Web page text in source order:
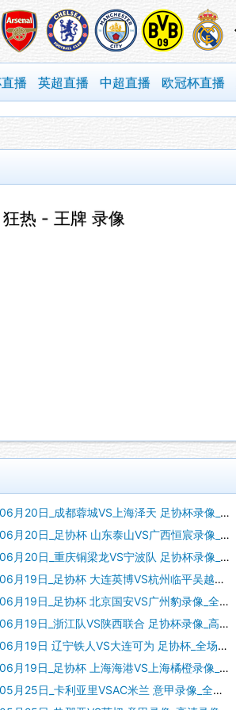
播 英超直播 中超直播 欧冠杯直播
热 - 王牌 录像
日_成都蓉城VS上海泽天 足协杯录像_全场录像【全场回放】
日_足协杯 山东泰山VS广西恒宸录像_全场录像【视频集锦】
日_重庆铜梁龙VS宁波队 足协杯录像_全场录像【高清回放】
日_足协杯 大连英博VS杭州临平吴越录像_高清录像【全场回放】
19日_足协杯 北京国安VS广州豹录像_全场录像【高清回放】
19日_浙江队VS陕西联合 足协杯录像_高清录像【全场回放】
19日 辽宁铁人VS大连可为 足协杯_全场录像【视频集锦】
日_足协杯 上海海港VS上海橘橙录像_全场录像【全场回放】
25日_卡利亚里VSAC米兰 意甲录像_全场录像【全场回放】